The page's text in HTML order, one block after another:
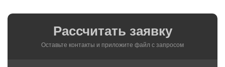
Рассчитать заявку
Оставьте контакты и приложите файл c запросом